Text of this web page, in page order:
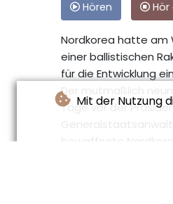
Mit der Nutzung
Hören
Nordkorea hatte am
einer ballistischen
für die Entwicklung
Der mutmaßlich
Tage vor der